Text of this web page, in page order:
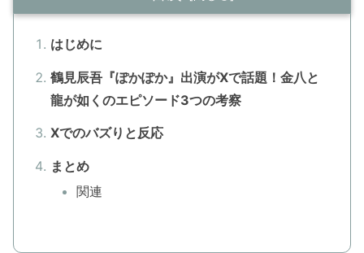
はじめに
鶴見辰吾『ぽかぽか』出演がXで話題！金八と
龍が如くのエピソード3つの考察
Xでのバズりと反応
まとめ
関連